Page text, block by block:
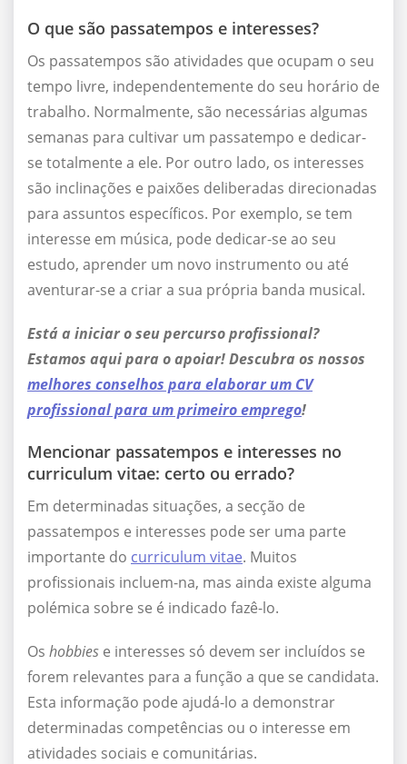
O que são passatempos e interesses?
Os passatempos são atividades que ocupam o seu
tempo livre, independentemente do seu horário de
trabalho. Normalmente, são necessárias algumas
semanas para cultivar um passatempo e dedicar-
se totalmente a ele. Por outro lado, os interesses
são inclinações e paixões deliberadas direcionadas
para assuntos específicos. Por exemplo, se tem
interesse em música, pode dedicar-se ao seu
estudo, aprender um novo instrumento ou até
aventurar-se a criar a sua própria banda musical.
Está a iniciar o seu percurso profissional?
Estamos aqui para o apoiar! Descubra os nossos
melhores conselhos para elaborar um CV
profissional para um primeiro emprego!
Mencionar passatempos e interesses no
curriculum vitae: certo ou errado?
Em determinadas situações, a secção de
passatempos e interesses pode ser uma parte
importante do curriculum vitae. Muitos
profissionais incluem-na, mas ainda existe alguma
polémica sobre se é indicado fazê-lo.
Os hobbies e interesses só devem ser incluídos se
forem relevantes para a função a que se candidata.
Esta informação pode ajudá-lo a demonstrar
determinadas competências ou o interesse em
atividades sociais e comunitárias.